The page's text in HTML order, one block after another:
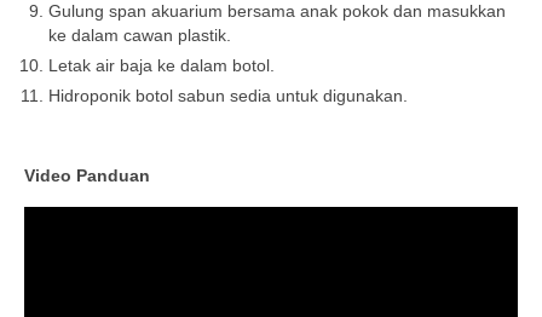
Gulung span akuarium bersama anak pokok dan masukkan
ke dalam cawan plastik.
Letak air baja ke dalam botol.
Hidroponik botol sabun sedia untuk digunakan.
Video Panduan